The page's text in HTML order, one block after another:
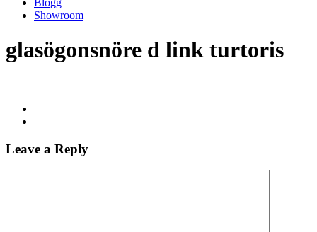
Blogg
Showroom
glasögonsnöre d link turtoris
Leave a Reply